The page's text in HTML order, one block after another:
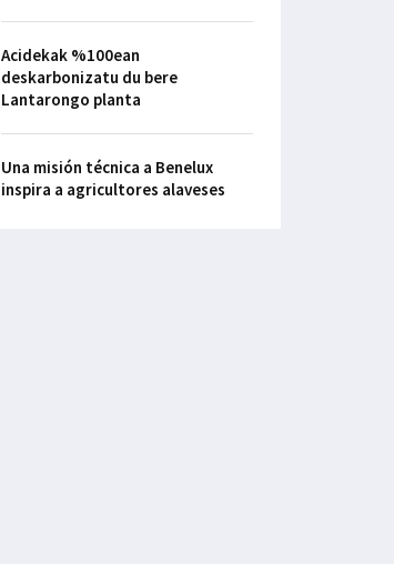
Acidekak %100ean
deskarbonizatu du bere
Lantarongo planta
Una misión técnica a Benelux
inspira a agricultores alaveses